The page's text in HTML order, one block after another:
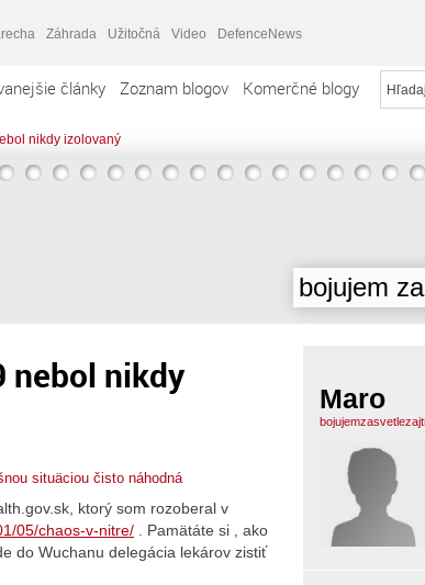
Záhrada Užitočná Video DefenceNews
články Zoznam blogov Komerčné blogy
nikdy izolovaný
bojujem
nebol nikdy
situäciou čisto náhodná
ktorý som rozoberal v
05/chaos-v-nitre/ . Pamätáte si , ako
do Wuchanu delegácia lekárov zistiť
Maro